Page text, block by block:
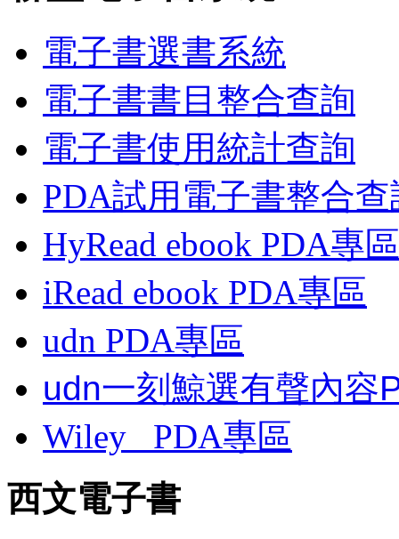
電子書選書系統
電子書書目整合查詢
電子書使用統計查詢
PDA試用電子書整合查
HyRead ebook PDA專區
iRead ebook PDA專區
udn PDA專區
udn一刻鯨選有聲內容
Wiley
PDA專區
西文電子書